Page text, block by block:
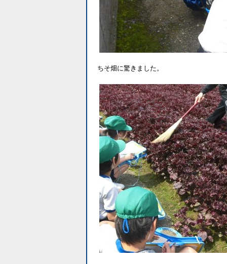
ちそ畑に驚きました。